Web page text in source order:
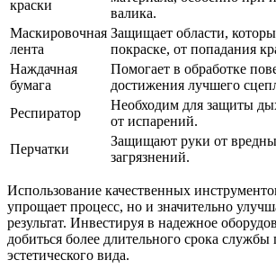
краски
валика.
Маскировочная
лента
Защищает области,
покраске, от попадания
Наждачная
бумага
Помогает в обработке
достижения лучшего
Респиратор
Необходим для защиты
от испарений.
Перчатки
Защищают руки от
загрязнений.
Использование качественных
упрощает процесс, но и значительно
результат. Инвестируя в надежное
добиться более длительного срока
эстетического вида.